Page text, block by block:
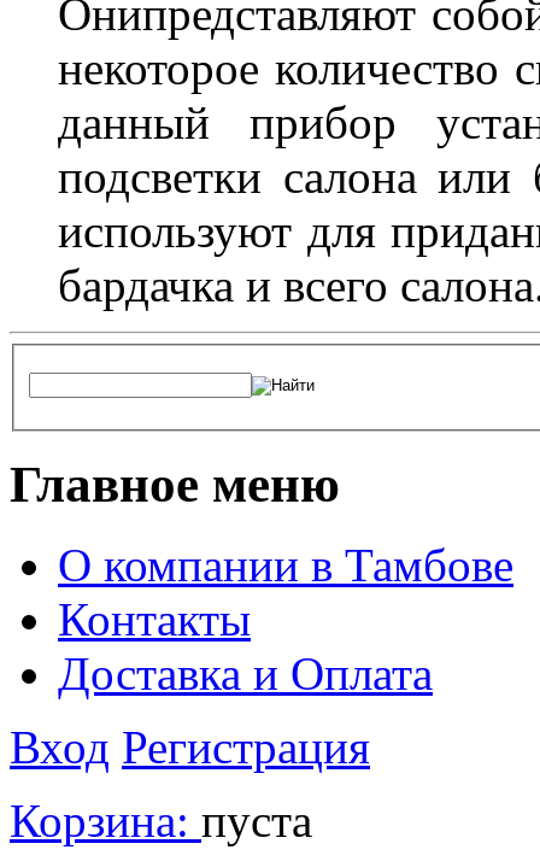
Онипредставляют
некоторое количество
данный прибор
подсветки салона
используют для
бардачка и всего
Главное меню
О компании в Тамбове
Контакты
Доставка и Оплата
Вход Регистрация
Корзина: пуста